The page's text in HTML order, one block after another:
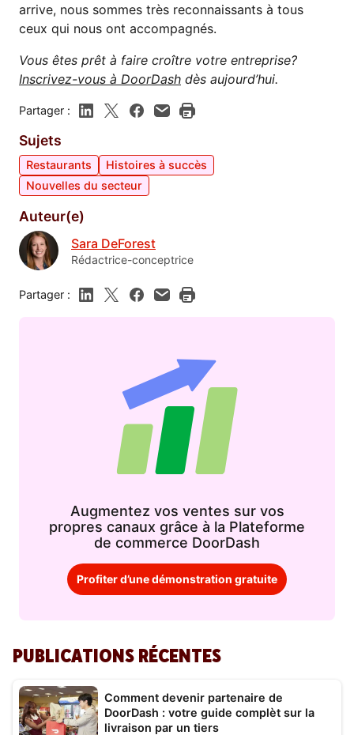
arrive, nous sommes très reconnaissants à tous
ceux qui nous ont accompagnés.
Vous êtes prêt à faire croître votre entreprise?
Inscrivez-vous à DoorDash dès aujourd’hui.
Partager :
Sujets
Restaurants
Histoires à succès
Nouvelles du secteur
Auteur(e)
Sara DeForest
Rédactrice-conceptrice
Partager :
Augmentez vos ventes sur vos
propres canaux grâce à la Plateforme
de commerce DoorDash
Profiter d’une démonstration gratuite
PUBLICATIONS RÉCENTES
Comment devenir partenaire de
DoorDash : votre guide complèt sur la
livraison par un tiers